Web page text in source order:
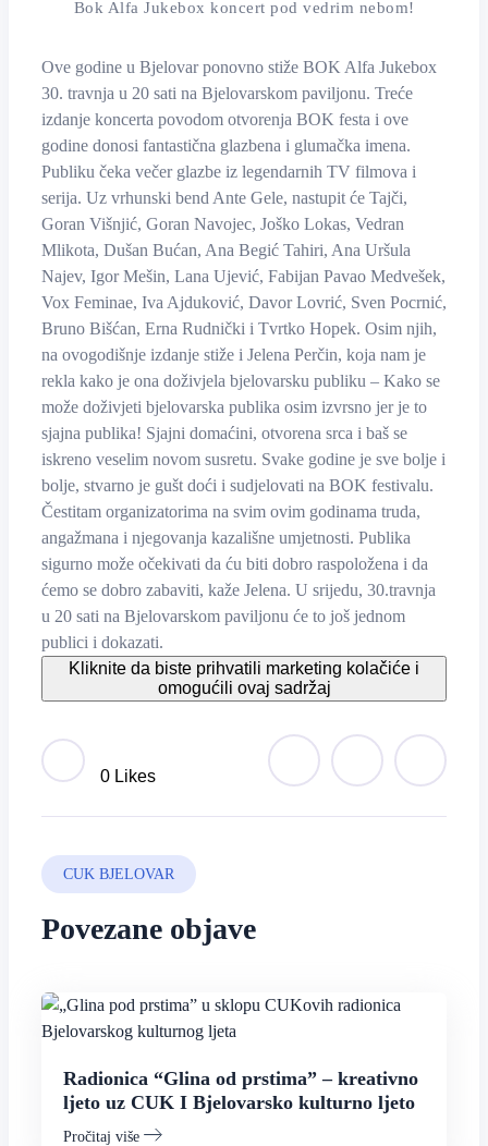
Bok Alfa Jukebox koncert pod vedrim nebom!
Ove godine u Bjelovar ponovno stiže BOK Alfa Jukebox
30. travnja u 20 sati na Bjelovarskom paviljonu. Treće
izdanje koncerta povodom otvorenja BOK festa i ove
godine donosi fantastična glazbena i glumačka imena.
Publiku čeka večer glazbe iz legendarnih TV filmova i
serija. Uz vrhunski bend Ante Gele, nastupit će Tajči,
Goran Višnjić, Goran Navojec, Joško Lokas, Vedran
Mlikota, Dušan Bućan, Ana Begić Tahiri, Ana Uršula
Najev, Igor Mešin, Lana Ujević, Fabijan Pavao Medvešek,
Vox Feminae, Iva Ajduković, Davor Lovrić, Sven Pocrnić,
Bruno Bišćan, Erna Rudnički i Tvrtko Hopek. Osim njih,
na ovogodišnje izdanje stiže i Jelena Perčin, koja nam je
rekla kako je ona doživjela bjelovarsku publiku – Kako se
može doživjeti bjelovarska publika osim izvrsno jer je to
sjajna publika! Sjajni domaćini, otvorena srca i baš se
iskreno veselim novom susretu. Svake godine je sve bolje i
bolje, stvarno je gušt doći i sudjelovati na BOK festivalu.
Čestitam organizatorima na svim ovim godinama truda,
angažmana i njegovanja kazališne umjetnosti. Publika
sigurno može očekivati da ću biti dobro raspoložena i da
ćemo se dobro zabaviti, kaže Jelena. U srijedu, 30.travnja
u 20 sati na Bjelovarskom paviljonu će to još jednom
publici i dokazati.
Kliknite da biste prihvatili marketing kolačiće i
omogućili ovaj sadržaj
0 Likes
CUK BJELOVAR
Povezane objave
Radionica “Glina od prstima” – kreativno
ljeto uz CUK I Bjelovarsko kulturno ljeto
Pročitaj više